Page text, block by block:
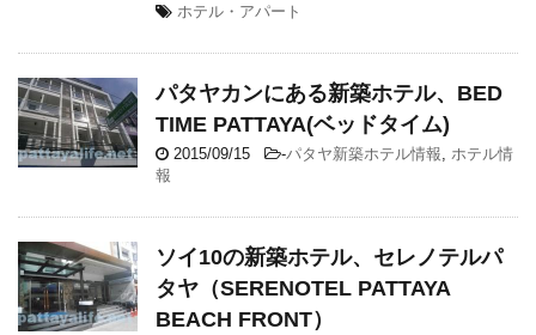
ホテル・アパート
パタヤカンにある新築ホテル、BED
TIME PATTAYA(ベッドタイム)
2015/09/15 -パタヤ新築ホテル情報
ホテル情
報
ソイ10の新築ホテル、セレノテルパ
タヤ（SERENOTEL PATTAYA
BEACH FRONT）